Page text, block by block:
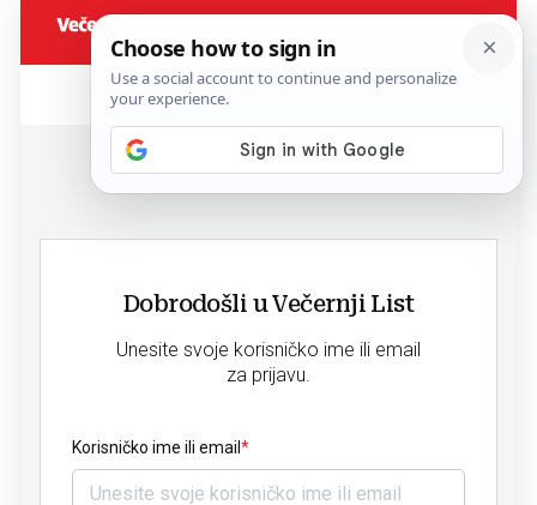
Dobrodošli u Večernji List
Unesite svoje korisničko ime ili email
za prijavu.
Korisničko ime ili email